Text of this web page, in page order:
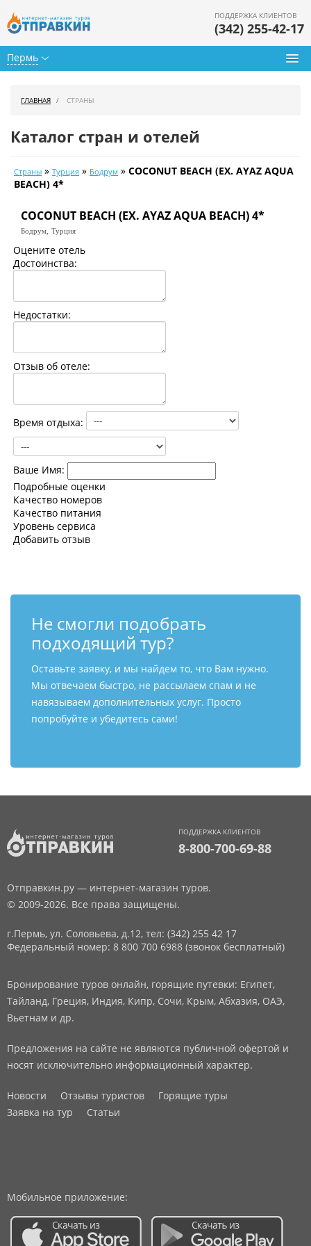
Пермь
ПОДДЕРЖКА КЛИЕНТОВ
(342) 255-42-17
Календарь туров
Страны
Как купить
Контакты
ГЛАВНАЯ СТРАНЫ
Каталог стран и отелей
Страны » Турция » Бодрум » COCONUT BEACH (EX. AYAZ AQUA
BEACH) 4*
COCONUT BEACH (EX. AYAZ AQUA BEACH) 4*
Бодрум, Турция
Оцените отель
Достоинства:
Недостатки:
Отзыв об отеле:
Время отдыха:
Ваше Имя:
Подробные оценки
Качество номеров
Качество питания
Уровень сервиса
Добавить отзыв
Не смогли подобрать
подходящий тур?
Оставьте заявку, и мы найдем то, что Вам нужно.
Мы отвечаем быстро, не рассылаем спам и не
навязываем дополнительных услуг. Просто
попробуйте и убедитесь сами!
ПОДДЕРЖКА КЛИЕНТОВ
8-800-700-69-88
Отправкин.ру — интернет-магазин туров.
© 2009-2026. Все права защищены.
г.Пермь, ул. Соловьева, д.12, тел: (342) 255 42 17
Федеральный номер: 8 800 700 6988 (звонок бесплатный)
Бронирование туров онлайн, горящие путевки: Египет,
Тайланд, Греция, Индия, Кипр, Сочи, Крым, Абхазия, ОАЭ,
Вьетнам и др.
Предложения на сайте не являются публичной офертой и
носят исключительно информационный характер.
Новости Отзывы туристов
Горящие туры
Заявка на тур
Статьи
Мобильное приложение: